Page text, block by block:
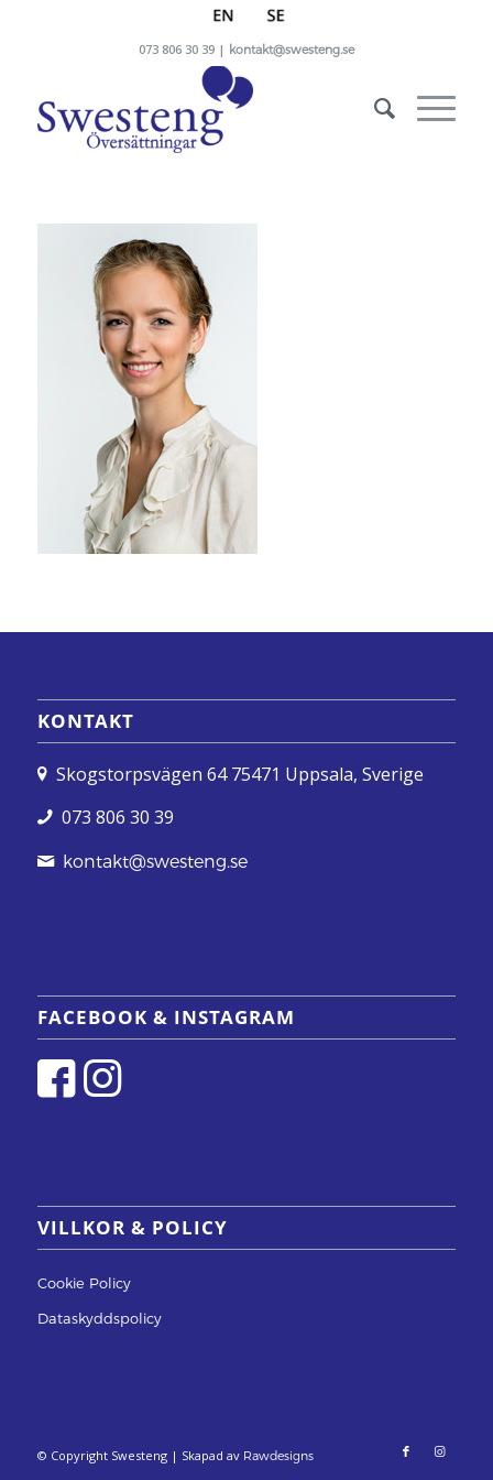
073 806 30 39 | kontakt@swesteng.se
KONTAKT
Skogstorpsvägen 64 75471 Uppsala, Sverige
073 806 30 39
kontakt@swesteng.se
FACEBOOK & INSTAGRAM
VILLKOR & POLICY
Cookie Policy
Dataskyddspolicy
© Copyright Swesteng | Skapad av Rawdesigns